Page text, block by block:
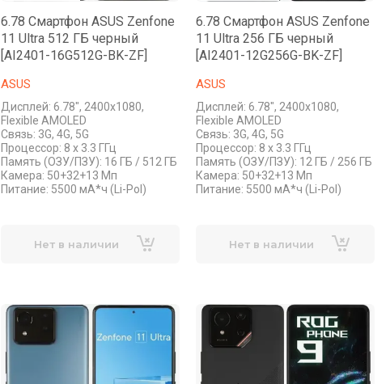
6.78 Смартфон ASUS Zenfone
11 Ultra 512 ГБ черный
[AI2401-16G512G-BK-ZF]
ASUS
Дисплей: 6.78", 2400x1080,
Flexible AMOLED
Связь: 3G, 4G, 5G
Процессор: 8 x 3.3 ГГц
Память (ОЗУ/ПЗУ): 16 ГБ / 512 ГБ
Камера: 50+32+13 Мп
Питание: 5500 мА*ч (Li-Pol)
Нет в наличии
6.78 Смартфон ASUS Zenfone
11 Ultra 256 ГБ черный
[AI2401-12G256G-BK-ZF]
ASUS
Дисплей: 6.78", 2400x1080,
Flexible AMOLED
Связь: 3G, 4G, 5G
Процессор: 8 x 3.3 ГГц
Память (ОЗУ/ПЗУ): 12 ГБ / 256 ГБ
Камера: 50+32+13 Мп
Питание: 5500 мА*ч (Li-Pol)
Нет в наличии